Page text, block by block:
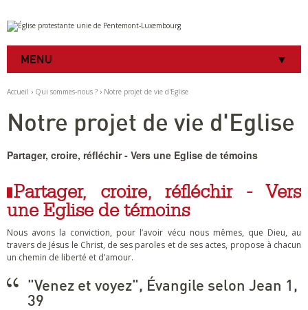
Aller
au
contenu.
à
navigation
Outils
personnels
MENU
Accueil › Qui sommes-nous ? › Notre projet de vie d'Eglise
Notre projet de vie d'Eglise
Partager, croire, réfléchir - Vers une Eglise de témoins
Partager, croire, réfléchir - Vers
une Eglise de témoins
Nous avons la conviction, pour l’avoir vécu nous mêmes, que Dieu, au
travers de Jésus le Christ, de ses paroles et de ses actes, propose à chacun
un chemin de liberté et d’amour.
"Venez et voyez", Évangile selon Jean 1,
39